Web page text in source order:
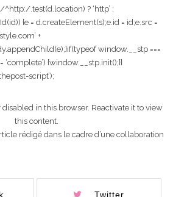
.test(d.location) ? ‘http’ :
{e = d.createElement(s);e.id = id;e.src =
+
window.__stp ===
‘complete’) {window.__stp.init();}}
script’);
in this browser. Reactivate it to view
this content.
rédigé dans le cadre d’une collaboration
Twitter